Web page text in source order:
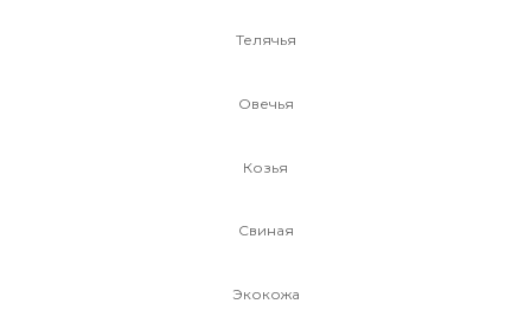
Телячья
Овечья
Козья
Свиная
Экокожа